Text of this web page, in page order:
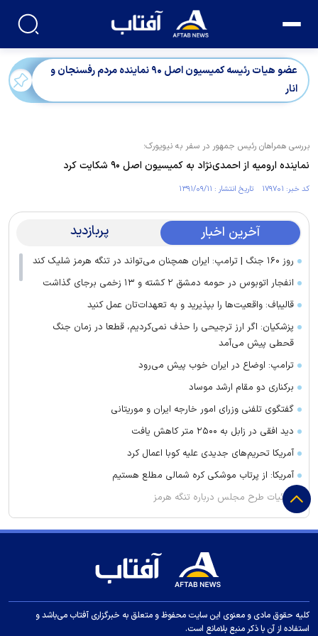
عضو هیات رئیسه کمیسیون اصل ۹۰ نماینده مردم رفسنجان و
انار
بررسی همراهان رئیس جمهور در سفر به نیویورک؛
نماینده ارومیه از احمدی‌نژاد به کمیسیون اصل ۹۰ شکایت کرد
کد خبر: ۱۷۹۷۰۱ تاریخ انتشار : ۱۳۹۱/۰۹/۱۱
آخرین اخبار پربازدید
روز ۱۶۰ جنگ | ترامپ: ایران همچنان می‌تواند در تنگه هرمز شلیک کند
انفجار اتوبوس در حومه دمشق ۲ کشته و ۱۳ زخمی برجای گذاشت
قالیباف: واقعیت‌ها را بپذیرید و به تعهدات‌تان عمل کنید
پزشکیان: اگر ارز ترجیحی را حذف نمی‌کردیم، قطعا در زمان جنگ
قحطی پیش می‌آمد
ترامپ: اوضاع در ایران خوب پیش می‌رود
برکناری دو مقام ارشد موساد
گفتگوی تلفنی وزرای امور خارجه ایران و موریتانی
دید افقی در زابل به ۲۵۰۰ متر کاهش یافت
آمریکا تحریم‌های جدیدی علیه کوبا اعمال کرد
آمریکا: از پرتاب موشکی کره شمالی مطلع هستیم
جزئیات طرح مجلس درباره تنگه هرمز
کویت دستور تعطیلی تنها مدرسه ایرانی را صادر کرد
زنوزق؛ نگین پلکانی آذربایجان
جدیدترین فیلم مانی حقیقی در جشنواره نیویورک
کلاهبرداری و پولشویی در قالب شرکت مهاجرتی به کانادا
این درد‌ها را در سنین رشد کودکان جدی بگیرید
کلیه حقوق مادی و معنوی این سایت محفوظ و متعلق به خبرگزاری آفتاب می‌باشد و
استفاده از آن با ذکر منبع بلامانع است.